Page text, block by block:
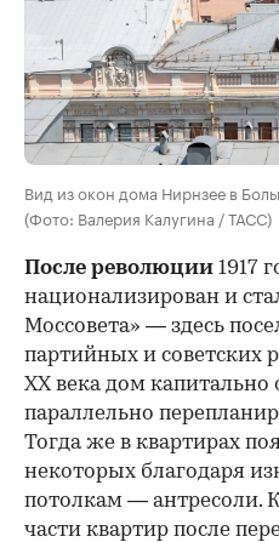
Вид из окон дома Нирнзее в
(Фото: Валерия Калугина / ТАСС)
После революции 1917
национализирован и
Моссовета» — здесь
партийных и советских
ХХ века дом капитально
параллельно
Тогда же в квартирах
некоторых благодаря
потолкам — антресоли.
части квартир после